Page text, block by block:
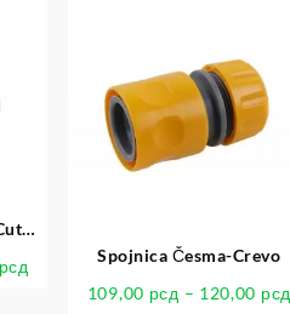
рсд
Spojnica Česma-Crevo
109,00 рсд – 120,00 рсд